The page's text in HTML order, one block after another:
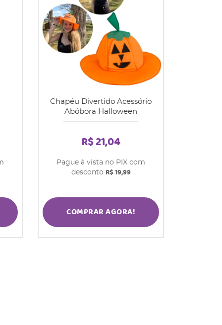
Chapéu Divertido Acessório
Abóbora Halloween
R$ 21,04
Pague à vista no PIX com
desconto R$ 19,99
COMPRAR AGORA!